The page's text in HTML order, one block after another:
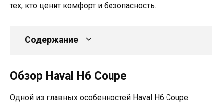
тех, кто ценит комфорт и безопасность.
Содержание
Обзор Haval H6 Coupe
Одной из главных особенностей Haval H6 Coupe